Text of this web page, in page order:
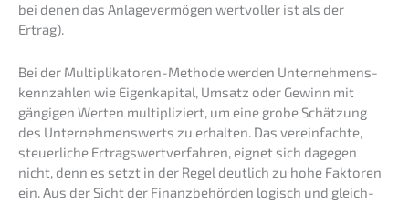
bei denen das Anlage­ver­mö­gen wertvol­ler ist als der
Ertrag).
Bei der Multi­pli­ka­to­ren-Metho­de werden Unter­neh­mens­
kenn­zah­len wie Eigen­ka­pi­tal, Umsatz oder Gewinn mit
gängi­gen Werten multi­pli­ziert, um eine grobe Schät­zung
des Unter­neh­mens­werts zu erhal­ten. Das verein­fach­te,
steuer­li­che Ertrags­wert­ver­fah­ren, eignet sich dagegen
nicht, denn es setzt in der Regel deutlich zu hohe Fakto­ren
ein. Aus der Sicht der Finanz­be­hör­den logisch und gleich­